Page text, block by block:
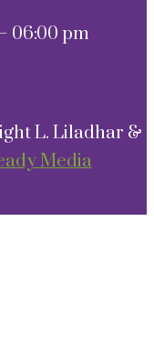
06:00 pm
L. Liladhar &
Media